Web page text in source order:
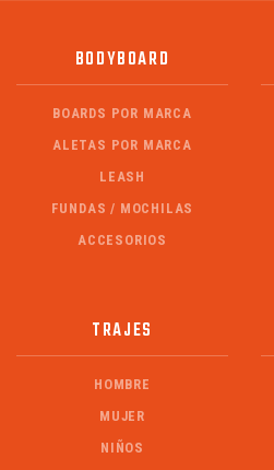
BODYBOARD
BOARDS POR MARCA
ALETAS POR MARCA
LEASH
FUNDAS / MOCHILAS
ACCESORIOS
TRAJES
HOMBRE
MUJER
NIÑOS